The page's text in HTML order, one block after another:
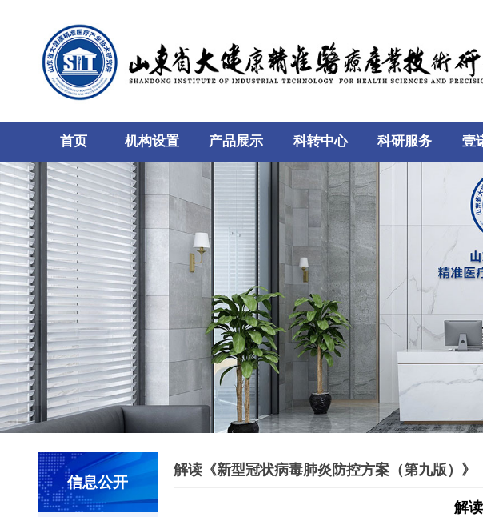
首页 机构设置 产品展示 科转中心 科研服务 壹
135
信息公开
解读《新型冠状病毒肺炎防控方案（第九版）》
解